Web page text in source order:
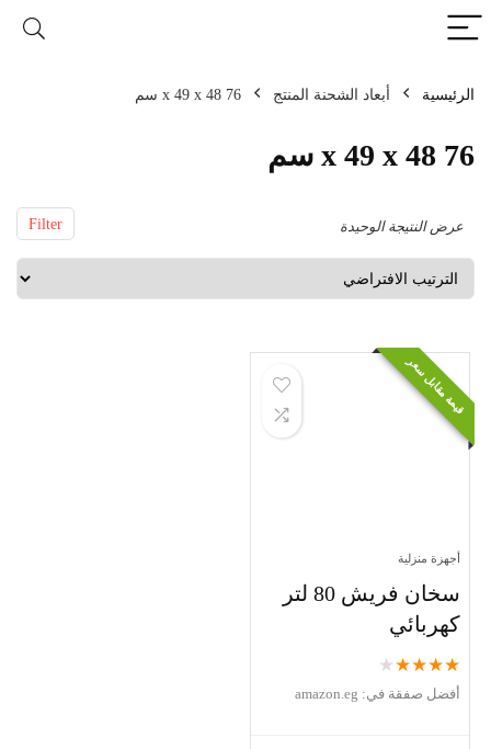
الرئيسية أبعاد الشحنة المنتج 76 x 49 x 48 سم
76 x 49 x 48 سم
Filter عرض النتيجة الوحيدة
قيمة مقابل سعر
أجهزة منزلية
سخان فريش 80 لتر
كهربائي
★
★
★
★
★
أفضل صفقة في: amazon.eg